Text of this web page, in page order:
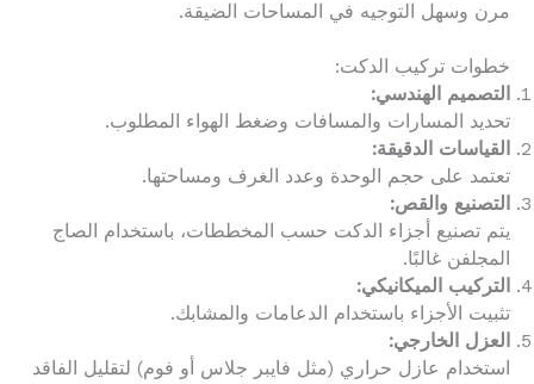
مرن وسهل التوجيه في المساحات الضيقة.
خطوات تركيب الدكت:
التصميم الهندسي:
تحديد المسارات والمسافات وضغط الهواء المطلوب.
القياسات الدقيقة:
تعتمد على حجم الوحدة وعدد الغرف ومساحتها.
التصنيع والقص:
يتم تصنيع أجزاء الدكت حسب المخططات، باستخدام الصاج
المجلفن غالبًا.
التركيب الميكانيكي:
تثبيت الأجزاء باستخدام الدعامات والمشابك.
العزل الخارجي:
استخدام عازل حراري (مثل فايبر جلاس أو فوم) لتقليل الفاقد